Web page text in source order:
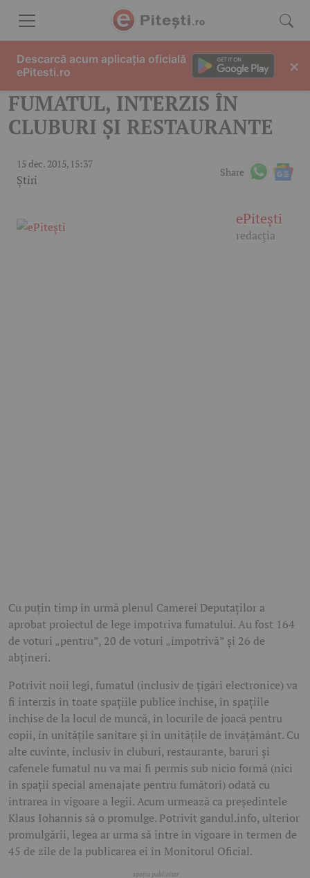
FUMATUL, INTERZIS ÎN
CLUBURI ȘI RESTAURANTE
15 dec. 2015, 15:37
Știri
Share
ePitești
redacția
Cu puțin timp în urmă plenul Camerei Deputaților a
aprobat proiectul de lege împotriva fumatului. Au fost 164
de voturi „pentru”, 20 de voturi „împotrivă” şi 26 de
abţineri.
Potrivit noii legi, fumatul (inclusiv de țigări electronice) va
fi interzis în toate spațiile publice închise, în spaţiile
închise de la locul de muncă, în locurile de joacă pentru
copii, în unităţile sanitare şi în unitățile de învăţământ. Cu
alte cuvinte, inclusiv în cluburi, restaurante, baruri și
cafenele fumatul nu va mai fi permis sub nicio formă (nici
în spații special amenajate pentru fumători) odată cu
intrarea în vigoare a legii. Acum urmează ca președintele
Klaus Iohannis să o promulge. Potrivit gandul.info, ulterior
promulgării, legea ar urma să intre în vigoare în termen de
45 de zile de la publicarea ei în Monitorul Oficial.
Descarcă acum aplicația oficială
ePitesti.ro
×